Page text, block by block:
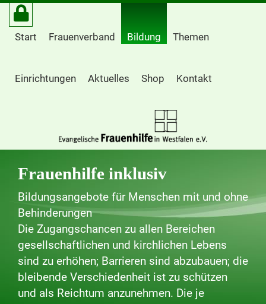
Start Frauenverband Bildung Themen
Einrichtungen Aktuelles Shop Kontakt
Frauenhilfe inklusiv
Bildungsangebote für Menschen mit und ohne
Behinderungen
Die Zugangschancen zu allen Bereichen
gesellschaftlichen und kirchlichen Lebens
sind zu erhöhen; Barrieren sind abzubauen; die
bleibende Verschiedenheit ist zu schützen
und als Reichtum anzunehmen. Die je